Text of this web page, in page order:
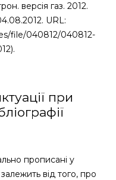
версія газ. 2012.
URL:
file/040812/040812-
при
прописані у
від того, про